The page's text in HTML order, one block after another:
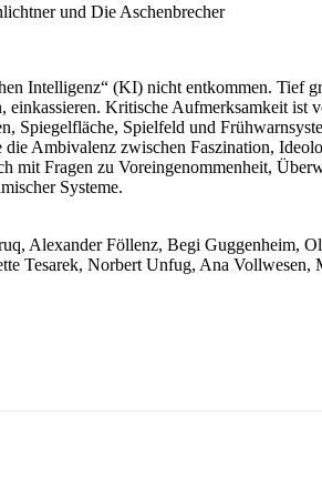
und Die Aschenbrecher
Intelligenz“ (KI) nicht entkommen. Tief
einkassieren. Kritische Aufmerksamkeit
Spiegelfläche, Spielfeld und
Ambivalenz zwischen Faszination,
mit Fragen zu Voreingenommenheit,
Systeme.
Alexander Föllenz, Begi Guggenheim,
Tesarek, Norbert Unfug, Ana